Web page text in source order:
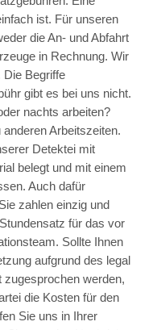
ist. Für unseren
die An- und Abfahrt
in Rechnung. Wir
Die Begriffe
gibt es bei uns nicht.
nachts arbeiten?
Arbeitszeiten.
Detektei mit
belegt und mit einem
Auch dafür
zahlen einzig und
für das vor
Sollte Ihnen
aufgrund des legal
werden,
die Kosten für den
Sie uns in Ihrer